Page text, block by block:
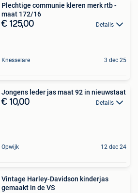
Plechtige communie kleren merk rtb -
maat 172/16
€ 125,00 Details
Knesselare 3 dec 25
Jongens leder jas maat 92 in nieuwstaat
€ 10,00 Details
Opwijk 12 dec 24
Vintage Harley-Davidson kinderjas
gemaakt in de VS